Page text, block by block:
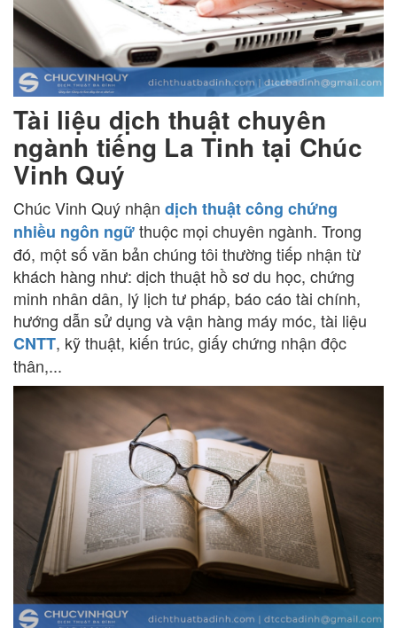
Tài liệu dịch thuật chuyên
ngành tiếng La Tinh tại Chúc
Vinh Quý
Chúc Vinh Quý nhận dịch thuật công chứng
nhiều ngôn ngữthuộc mọi chuyên ngành. Trong
đó, một số văn bản chúng tôi thường tiếp nhận từ
khách hàng như: dịch thuật hồ sơ du học, chứng
minh nhân dân, lý lịch tư pháp, báo cáo tài chính,
hướng dẫn sử dụng và vận hàng máy móc, tài liệu
CNTT, kỹ thuật, kiến trúc, giấy chứng nhận độc
thân,...